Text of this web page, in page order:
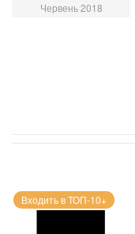
Червень 2018
Входить в ТОП-10+